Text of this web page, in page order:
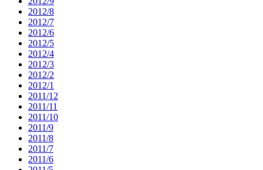
2012/8
2012/7
2012/6
2012/5
2012/4
2012/3
2012/2
2012/1
2011/12
2011/11
2011/10
2011/9
2011/8
2011/7
2011/6